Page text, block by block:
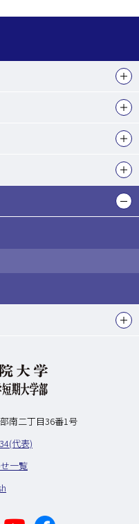
南二丁目36番1号
代表)
一覧